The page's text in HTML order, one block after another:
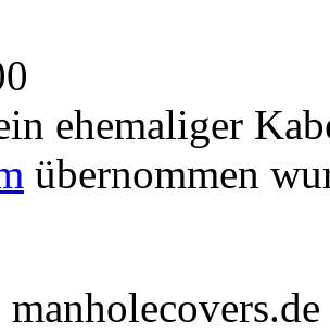
ehemaliger
übernommen
manholecovers.de